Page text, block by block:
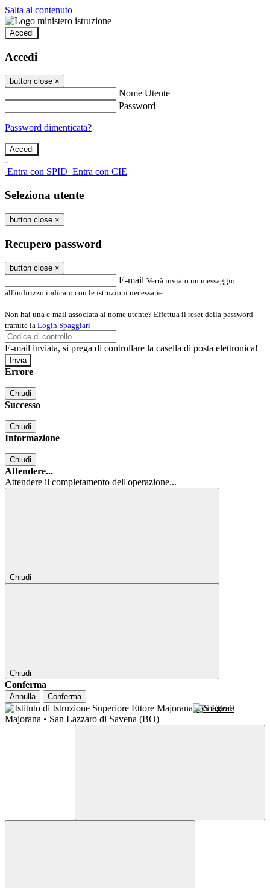
Salta al contenuto
Accedi
Accedi
button close ×
Nome Utente
Password
Password dimenticata?
-
Entra con SPID Entra con CIE
Seleziona utente
button close ×
Recupero password
button close ×
E-mail Verrà inviato un messaggio
all'indirizzo indicato con le istruzioni necessarie.
Non hai una e-mail associata al nome utente? Effettua il reset della password
tramite la Login Spaggiari
E-mail inviata, si prega di controllare la casella di posta elettronica!
Errore
Chiudi
Successo
Chiudi
Informazione
Chiudi
Attendere...
Attendere il completamento dell'operazione...
Chiudi
Chiudi
Conferma
Annulla Conferma
IIS Ettore
Majorana • San Lazzaro di Savena (BO)